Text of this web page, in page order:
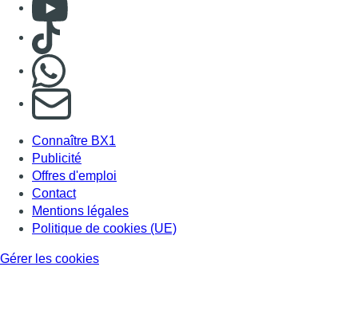
Consulter Youtube
Consulter TikTok
S'abonner à notre newsletter
Connaître BX1
Publicité
Offres d'emploi
Contact
Mentions légales
Politique de cookies (UE)
Gérer les cookies